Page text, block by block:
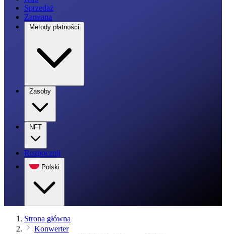
Sprzedaż
Zamiana
Metody płatności
Zasoby
NFT
Rozpocznij
Polski
Strona główna
Konwerter